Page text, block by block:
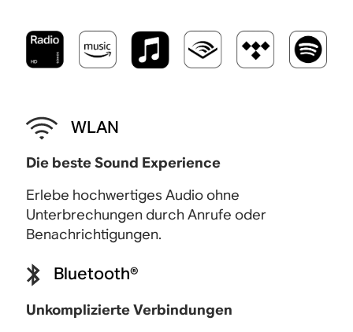
WLAN
Die beste Sound Experience
Erlebe hochwertiges Audio ohne
Unterbrechungen durch Anrufe oder
Benachrichtigungen.
Bluetooth®
Unkomplizierte Verbindungen